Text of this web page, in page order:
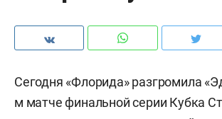
Сегодня «Флорида» разгромила
м матче финальной серии Кубка